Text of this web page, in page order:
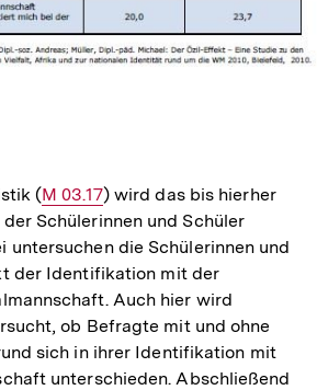
(Interner
Link:
M 03.17) wird das bis hierher
Schülerinnen und Schüler
untersuchen die Schülerinnen und
der Identifikation mit der
Auch hier wird
ob Befragte mit und ohne
sich in ihrer Identifikation mit
unterschieden. Abschließend